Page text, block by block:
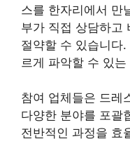
스를 한자리에서 만
부가 직접 상담하고
절약할 수 있습니다
르게 파악할 수 있
참여 업체들은 드레
다양한 분야를 포괄
전반적인 과정을 효